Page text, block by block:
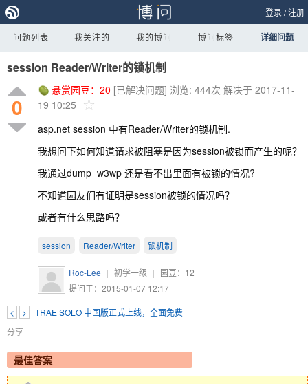
登录/注册
问题列表 我关注的 我的博问 博问标签 详细问题
session Reader/Writer的锁机制
0
悬赏园豆： 20 [已解决问题] 浏览: 444次 解决于 2017-11-
19 10:25
asp.net session 中有Reader/Writer的锁机制.
我想问下如何知道请求被阻塞是因为session被锁而产生的呢？
我通过dump w3wp 还是看不出里面有被锁的情况?
不知道园友们有证明是session被锁的情况吗？
或者有什么思路吗？
session Reader/Writer 锁机制
Roc-Lee | 初学一级 | 园豆： 12
提问于：2015-01-07 12:17
< >
TRAE SOLO 中国版正式上线，全面免费
分享
最佳答案